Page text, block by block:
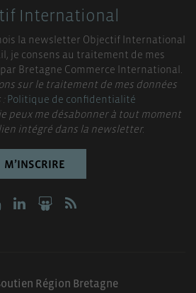
International
la newsletter Objectif International
je consens au traitement de mes
Bretagne Commerce International.
sur le traitement de mes données
:Politique de confidentialité
peux me désabonner à tout moment
intégré dans la newsletter.
M’INSCRIRE